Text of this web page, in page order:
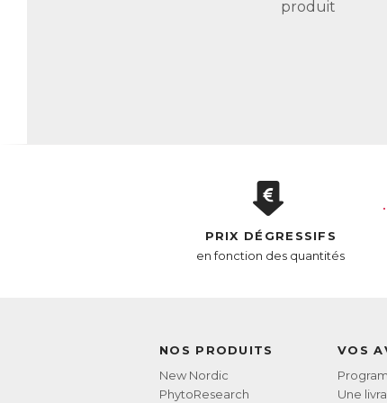
produit
PRIX DÉGRESSIFS
en fonction des quantités
NOS PRODUITS
New Nordic
PhytoResearch
VOS
Une